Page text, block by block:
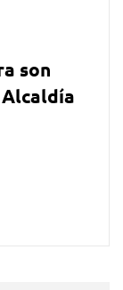
son